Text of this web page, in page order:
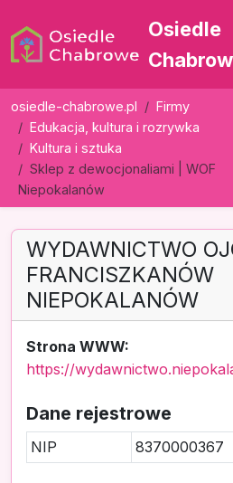
Osiedle
osiedle-chabrowe.pl
Firmy
Edukacja, kultura i rozrywka
Kultura i sztuka
Sklep z dewocjonaliami | WOF
Niepokalanów
WYDAWNICTWO
FRANCISZKANÓW
NIEPOKALANÓW
Strona WWW:
https://
Dane rejestrowe
NIP 8370000367